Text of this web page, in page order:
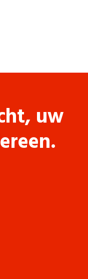
uw